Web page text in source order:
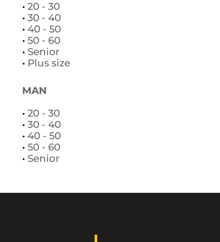
• 20 - 30
• 30 - 40
• 40 - 50
• 50 - 60
• Senior
• Plus size
MAN
• 20 - 30
• 30 - 40
• 40 - 50
• 50 - 60
• Senior